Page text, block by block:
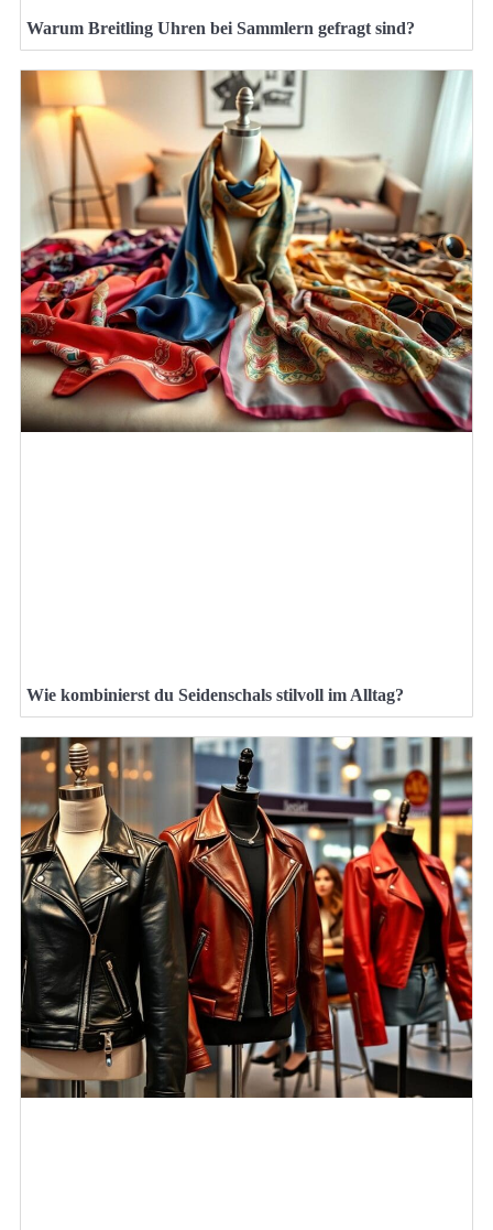
Warum Breitling Uhren bei Sammlern gefragt sind?
Wie kombinierst du Seidenschals stilvoll im Alltag?